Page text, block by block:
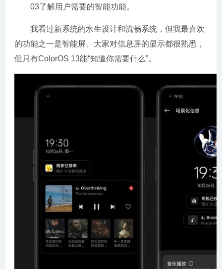
03了解用户需要的智能功能。
我看过新系统的水生设计和流畅系统，但我最喜欢
的功能之一是智能屏。大家对信息屏的显示都很熟悉，
但只有ColorOS 13能“知道你需要什么”。